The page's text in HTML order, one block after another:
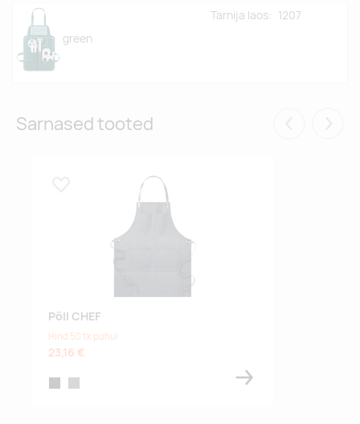
green
Tarnija laos: 1207
Sarnased tooted
Põll CHEF
Hind 50 tk puhul
23,16 €